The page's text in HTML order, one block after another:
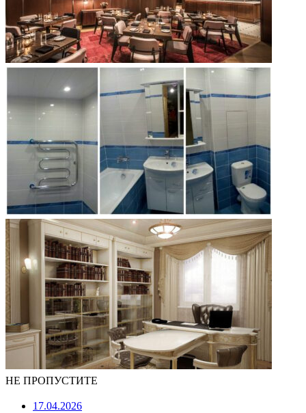
НЕ ПРОПУСТИТЕ
17.04.2026